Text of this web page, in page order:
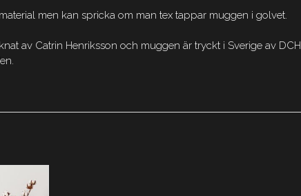
men kan spricka om man tex tappar muggen i golvet.
av Catrin Henriksson och muggen är tryckt i Sverige av DCH